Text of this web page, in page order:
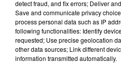
CALVIN HARRIS
My Way
ZAZIE
Peu
detect fraud, and fix errors; Deliver
Save and communicate privacy
process personal data such as IP
following functionalities: Identify
requested; Use precise geolocation
other data sources; Link different
information transmitted automatically.